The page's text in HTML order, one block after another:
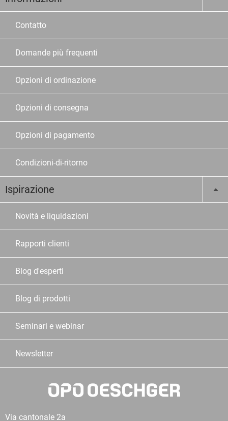
Contatto
Domande più frequenti
Opzioni di ordinazione
Opzioni di consegna
Opzioni di pagamento
Condizioni-di-ritorno
Ispirazione
Novità e liquidazioni
Rapporti clienti
Blog d'esperti
Blog di prodotti
Seminari e webinar
Newsletter
Via cantonale 2a